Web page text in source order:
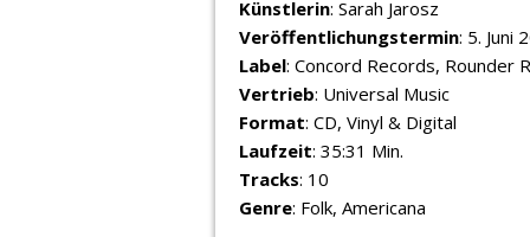
Künstlerin: Sarah Jarosz
Veröffentlichungstermin: 5. Juni
Label: Concord Records, Rounder
Vertrieb: Universal Music
Format: CD, Vinyl & Digital
Laufzeit: 35:31 Min.
Tracks: 10
Genre: Folk, Americana